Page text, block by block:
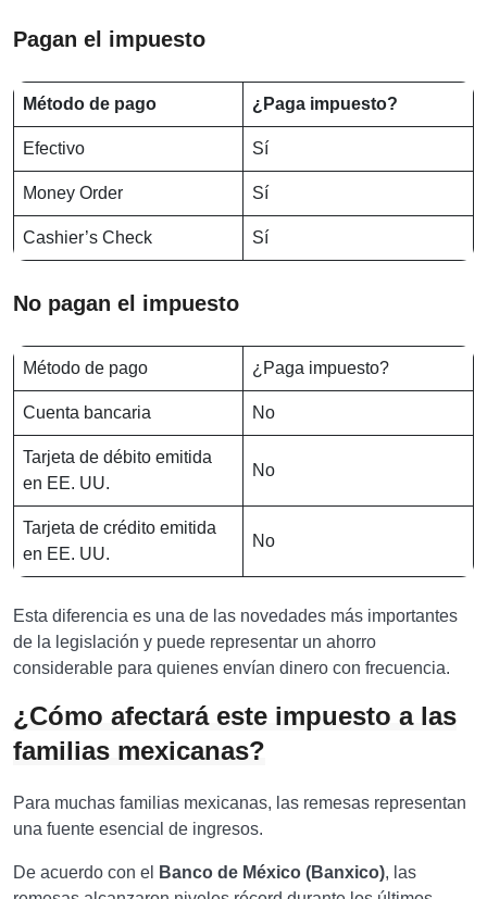
Pagan el impuesto
Método de pago ¿Paga impuesto?
Efectivo Sí
Money Order Sí
Cashier’s Check Sí
No pagan el impuesto
Método de pago ¿Paga impuesto?
Cuenta bancaria No
Tarjeta de débito emitida
en EE. UU.
No
Tarjeta de crédito emitida
en EE. UU.
No
Esta diferencia es una de las novedades más importantes
de la legislación y puede representar un ahorro
considerable para quienes envían dinero con frecuencia.
¿Cómo afectará este impuesto a las
familias mexicanas?
Para muchas familias mexicanas, las remesas representan
una fuente esencial de ingresos.
De acuerdo con el Banco de México (Banxico), las